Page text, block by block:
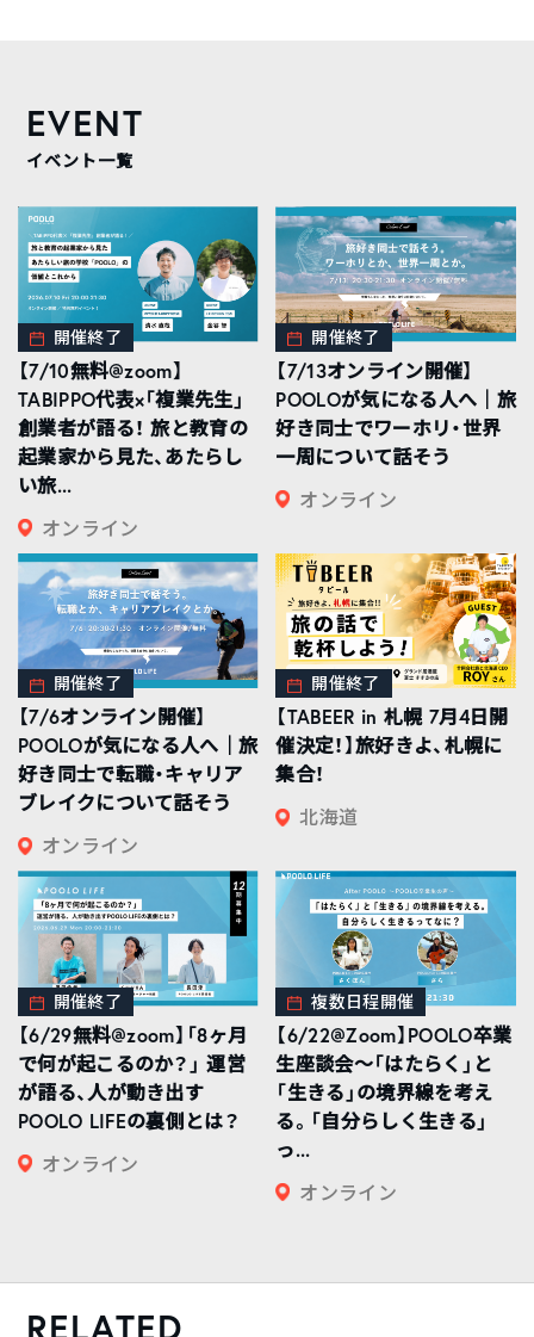
EVENT
イベント一覧
開催終了
【7/10無料@zoom】
TABIPPO代表×「複業先生」
創業者が語る！ 旅と教育の
起業家から見た、あたらし
い旅...
オンライン
開催終了
【7/13オンライン開催】
POOLOが気になる人へ｜旅
好き同士でワーホリ・世界
一周について話そう
オンライン
開催終了
【7/6オンライン開催】
POOLOが気になる人へ｜旅
好き同士で転職・キャリア
ブレイクについて話そう
オンライン
開催終了
【TABEER in 札幌 7月4日開
催決定！】旅好きよ、札幌に
集合！
北海道
開催終了
【6/29無料@zoom】「8ヶ月
で何が起こるのか？」 運営
が語る、人が動き出す
POOLO LIFEの裏側とは？
オンライン
複数日程開催
【6/22@Zoom】POOLO卒業
生座談会〜「はたらく」と
「生きる」の境界線を考え
る。「自分らしく生きる」
っ...
オンライン
RELATED